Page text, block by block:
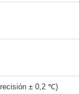
± 0,2 ℃)